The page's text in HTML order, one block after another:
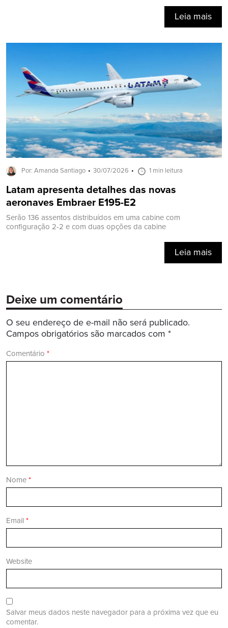
Leia mais
Por: Amanda Santiago 30/07/2026 1 min leitura
Latam apresenta detalhes das novas
aeronaves Embraer E195-E2
Serão 136 assentos distribuídos em uma cabine com
configuração 2-2 e com duas opções da cabine
Leia mais
Deixe um comentário
O seu endereço de e-mail não será publicado.
Campos obrigatórios são marcados com *
Comentário *
Nome *
Email *
Website
Salvar meus dados neste navegador para a próxima vez que eu
comentar.